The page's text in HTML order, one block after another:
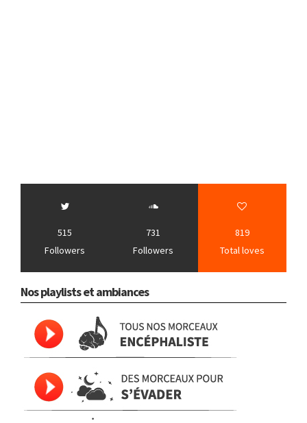
515
Followers
731
Followers
819
Total loves
Nos playlists et ambiances